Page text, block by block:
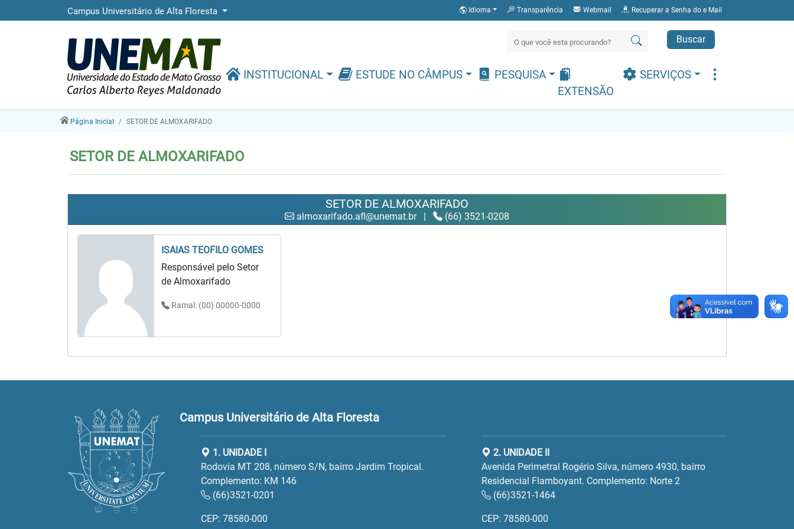
Campus Universitário de Alta Floresta Idioma Transparência Webmail Recuperar a Senha do e Mail
Buscar
INSTITUCIONAL ESTUDE NO CÂMPUS
PESQUISA
EXTENSÃO
SERVIÇOS
Página Inicial SETOR DE ALMOXARIFADO
SETOR DE ALMOXARIFADO
SETOR DE ALMOXARIFADO
almoxarifado.afl@unemat.br | (66) 3521-0208
ISAIAS TEOFILO GOMES
Responsável pelo Setor
de Almoxarifado
Ramal: (00) 00000-0000
Campus Universitário de Alta Floresta
1. UNIDADE I
Rodovia MT 208, número S/N, bairro Jardim Tropical.
Complemento: KM 146
(66)3521-0201
CEP: 78580-000
2. UNIDADE II
Avenida Perimetral Rogério Silva, número 4930, bairro
Residencial Flamboyant. Complemento: Norte 2
(66)3521-1464
CEP: 78580-000